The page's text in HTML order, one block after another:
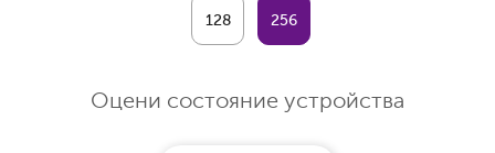
128 256
Оцени состояние устройства